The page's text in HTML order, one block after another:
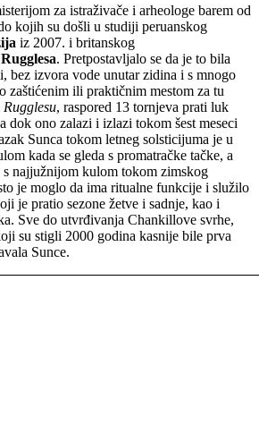
za istraživače i arheologe barem od
kojih su došli u studiji peruanskog
iz 2007. i britanskog
. Pretpostavljalo se da je to bila
bez izvora vode unutar zidina i s mnogo
zaštićenim ili praktičnim mestom za tu
Rugglesu, raspored 13 tornjeva prati luk
dok ono zalazi i izlazi tokom šest meseci
Sunca tokom letneg solsticijuma je u
kada se gleda s promatračke tačke, a
najjužnijom kulom tokom zimskog
je moglo da ima ritualne funkcije i služilo
je pratio sezone žetve i sadnje, kao i
Sve do utvrđivanja Chankillove svrhe,
su stigli 2000 godina kasnije bile prva
Sunce.